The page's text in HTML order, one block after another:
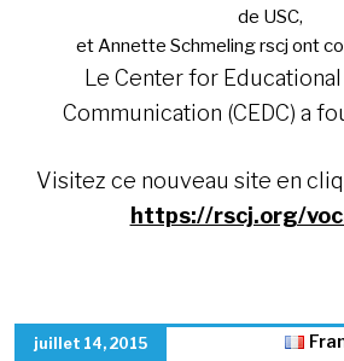
de USC,
et Annette Schmeling rscj ont
Le Center for Educational
Communication (CEDC) a
Visitez ce nouveau site en
https://rscj.org/
juillet 14, 2015